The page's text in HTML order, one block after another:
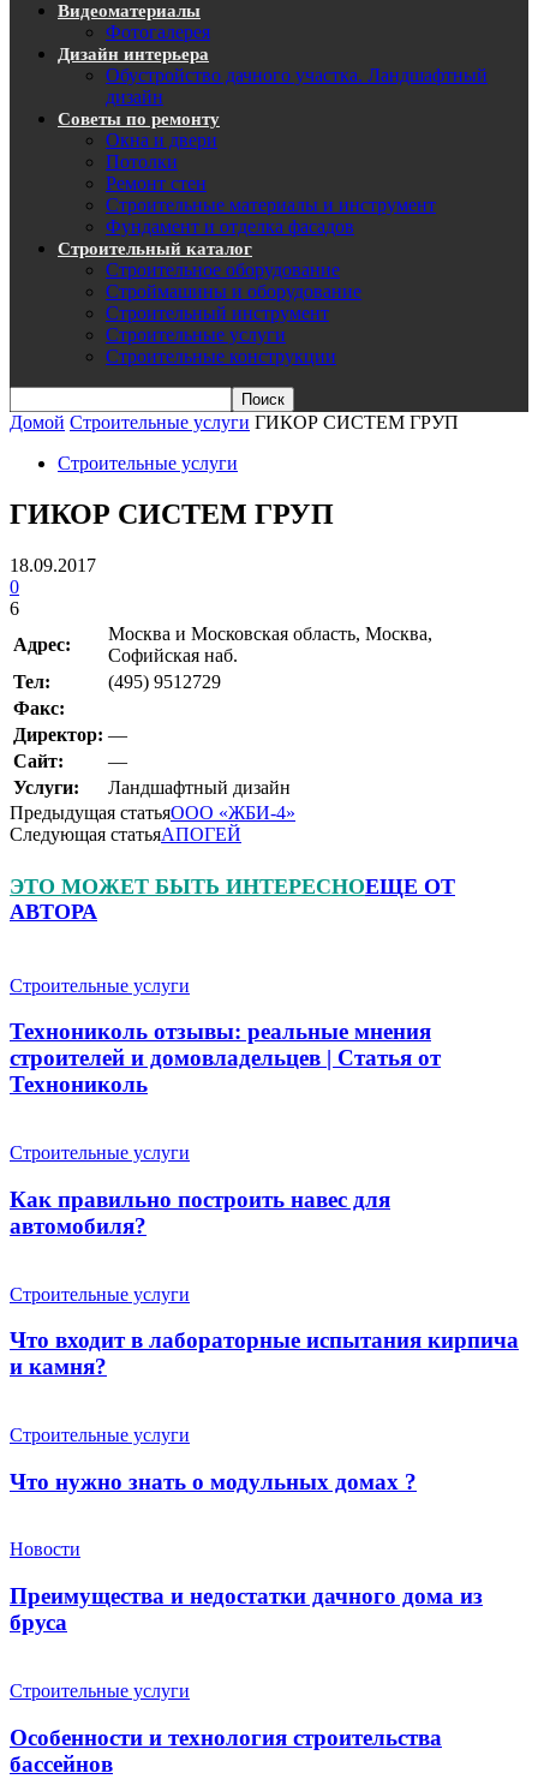
Видеоматериалы
Фотогалерея
Дизайн интерьера
Обустройство дачного участка. Ландшафтный
дизайн
Советы по ремонту
Окна и двери
Потолки
Ремонт стен
Строительные материалы и инструмент
Фундамент и отделка фасадов
Строительный каталог
Строительное оборудование
Строймашины и оборудование
Строительный инструмент
Строительные услуги
Строительные конструкции
Домой Строительные услуги ГИКОР СИСТЕМ ГРУП
Строительные услуги
ГИКОР СИСТЕМ ГРУП
18.09.2017
0
6
Адрес:
Москва и Московская область, Москва,
Софийская наб.
Teл:
(495) 9512729
Факс:
Директор: —
Сайт:
—
Услуги:
Ландшафтный дизайн
Предыдущая статьяООО «ЖБИ-4»
Следующая статьяАПОГЕЙ
ЭТО МОЖЕТ БЫТЬ ИНТЕРЕСНОЕЩЕ ОТ
АВТОРА
Строительные услуги
Технониколь отзывы: реальные мнения
строителей и домовладельцев | Статья от
Технониколь
Строительные услуги
Как правильно построить навес для
автомобиля?
Строительные услуги
Что входит в лабораторные испытания кирпича
и камня?
Строительные услуги
Что нужно знать о модульных домах ?
Новости
Преимущества и недостатки дачного дома из
бруса
Строительные услуги
Особенности и технология строительства
бассейнов